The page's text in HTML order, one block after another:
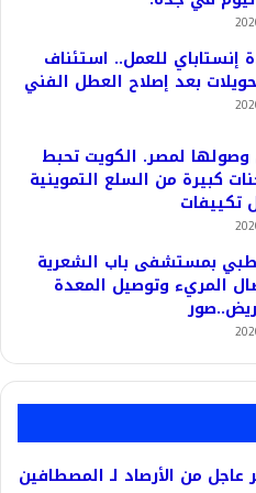
إنستاباي للعمل.. استئناف
بعد إصلاح العطل الفني
لمصر. الكويت تحبط
كبيرة من السلع التموينية
تكييفات
بمستشفى باب الشعرية
المريء وتوصيل المعدة
عاجل من الأرصاد لـ المصطافين